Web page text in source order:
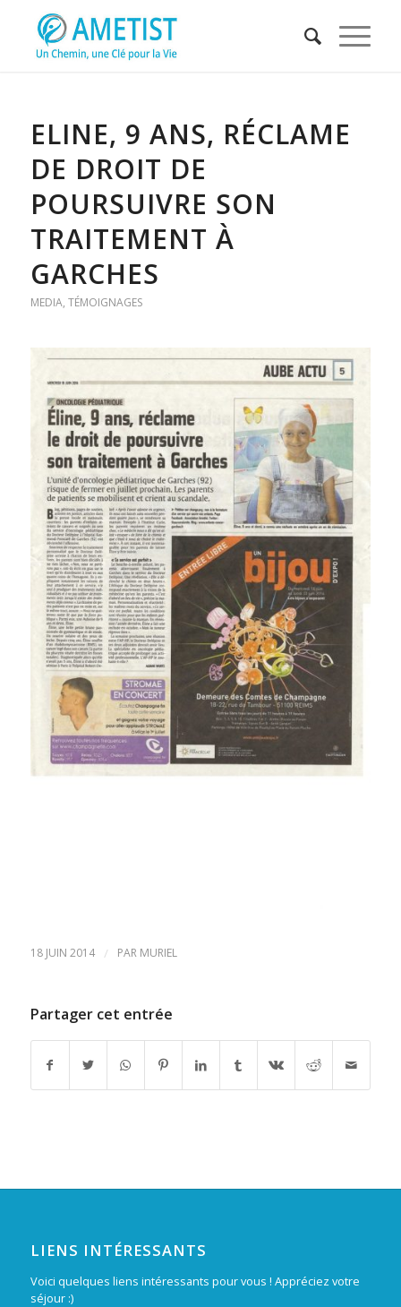
ELINE, 9 ANS, RÉCLAME
DE DROIT DE
POURSUIVRE SON
TRAITEMENT À
GARCHES
MEDIA, TÉMOIGNAGES
18 JUIN 2014 / PAR MURIEL
Partager cet entrée
LIENS INTÉRESSANTS
Voici quelques liens intéressants pour vous ! Appréciez votre
séjour :)